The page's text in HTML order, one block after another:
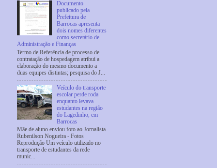
Documento
publicado pela
Prefeitura de
Barrocas apresenta
dois nomes diferentes
como secretário de
Administração e Finanças
Termo de Referência de processo de
contratação de hospedagem atribui a
elaboração do mesmo documento a
duas equipes distintas; pesquisa do J...
Veículo do transporte
escolar perde roda
enquanto levava
estudantes na região
do Lagedinho, em
Barrocas
Mãe de aluno enviou foto ao Jornalista
Rubenilson Nogueira - Fotos
Reprodução Um veículo utilizado no
transporte de estudantes da rede
munic...